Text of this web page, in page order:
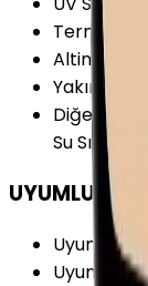
Altimetre
Yakınlık
Diğer
Su
UYUMLULUK
Uyumlu
Uyumlu İşl.